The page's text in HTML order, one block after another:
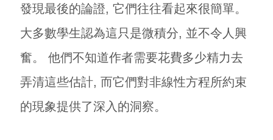
發現最後的論證, 它們往往看起來很簡單。
大多數學生認為這只是微積分, 並不令人興
奮。 他們不知道作者需要花費多少精力去
弄清這些估計, 而它們對非線性方程所約束
的現象提供了深入的洞察。